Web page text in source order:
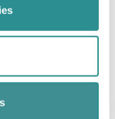
op basis van
doen.
advies
kantoor te